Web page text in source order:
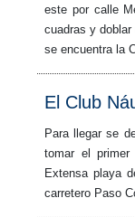
este por calle
cuadras y
se encuentra la
El Club
Para llegar se
tomar el
Extensa playa
carretero Paso